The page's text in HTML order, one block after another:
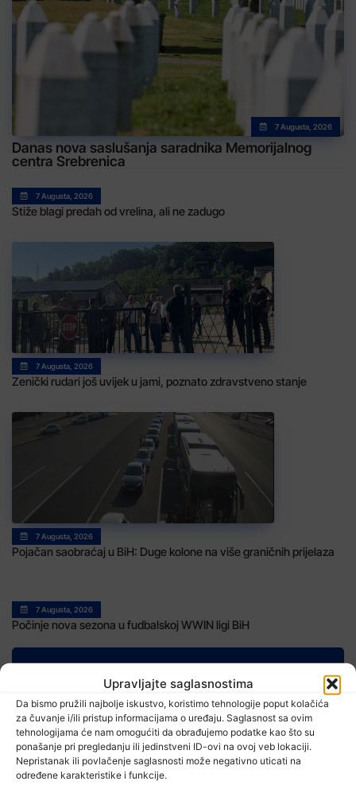
Upravljajte saglasnostima
Da bismo pružili najbolje iskustvo, koristimo tehnologije poput kolačića
za čuvanje i/ili pristup informacijama o uređaju. Saglasnost sa ovim
tehnologijama će nam omogućiti da obrađujemo podatke kao što su
ponašanje pri pregledanju ili jedinstveni ID-ovi na ovoj veb lokaciji.
Nepristanak ili povlačenje saglasnosti može negativno uticati na
određene karakteristike i funkcije.
7 Augusta, 2026
Danas nova saslušanja saradnika Memorijalnog
centra Srebrenica
7 Augusta, 2026
Stiže blagi predah od vrelina, ali ne zadugo
7 Augusta, 2026
Zenički rudari još uvijek u jami, poznato zdravstveno stanje
7 Augusta, 2026
Pojačan saobraćaj u BiH: Duge kolone na više graničnih prijelaza
7 Augusta, 2026
Počinje nova sezona u fudbalskoj WWIN ligi BiH
TV RASPORED